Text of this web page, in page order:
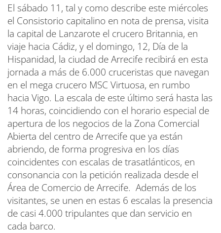
El sábado 11, tal y como describe este miércoles
el Consistorio capitalino en nota de prensa, visita
la capital de Lanzarote el crucero Britannia, en
viaje hacia Cádiz, y el domingo, 12, Día de la
Hispanidad, la ciudad de Arrecife recibirá en esta
jornada a más de 6.000 cruceristas que navegan
en el mega crucero MSC Virtuosa, en rumbo
hacia Vigo. La escala de este último será hasta las
14 horas, coincidiendo con el horario especial de
apertura de los negocios de la Zona Comercial
Abierta del centro de Arrecife que ya están
abriendo, de forma progresiva en los días
coincidentes con escalas de trasatlánticos, en
consonancia con la petición realizada desde el
Área de Comercio de Arrecife. Además de los
visitantes, se unen en estas 6 escalas la presencia
de casi 4.000 tripulantes que dan servicio en
cada barco.